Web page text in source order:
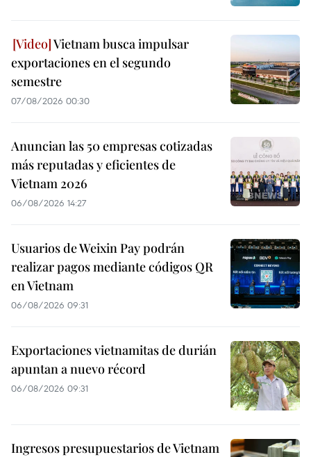
Vietnam busca impulsar
exportaciones en el segundo
semestre
07/08/2026 00:30
Anuncian las 50 empresas cotizadas
más reputadas y eficientes de
Vietnam 2026
06/08/2026 14:27
Usuarios de Weixin Pay podrán
realizar pagos mediante códigos QR
en Vietnam
06/08/2026 09:31
Exportaciones vietnamitas de durián
apuntan a nuevo récord
06/08/2026 09:31
Ingresos presupuestarios de Vietnam